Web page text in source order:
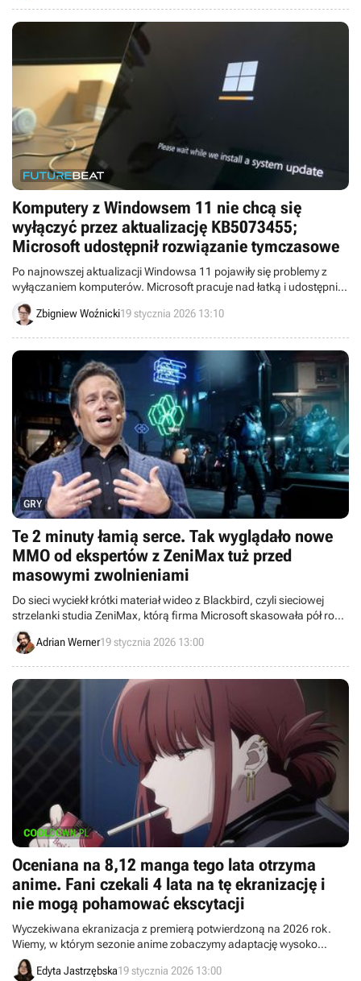
Komputery z Windowsem 11 nie chcą się
wyłączyć przez aktualizację KB5073455;
Microsoft udostępnił rozwiązanie tymczasowe
Po najnowszej aktualizacji Windowsa 11 pojawiły się problemy z
wyłączaniem komputerów. Microsoft pracuje nad łatką i udostępnił
tymczasowe rozwiązanie.
Zbigniew Woźnicki19 stycznia 2026 13:10
GRY
Te 2 minuty łamią serce. Tak wyglądało nowe
MMO od ekspertów z ZeniMax tuż przed
masowymi zwolnieniami
Do sieci wyciekł krótki materiał wideo z Blackbird, czyli sieciowej
strzelanki studia ZeniMax, którą firma Microsoft skasowała pół roku
temu.
Adrian Werner19 stycznia 2026 13:00
Oceniana na 8,12 manga tego lata otrzyma
anime. Fani czekali 4 lata na tę ekranizację i
nie mogą pohamować ekscytacji
Wyczekiwana ekranizacja z premierą potwierdzoną na 2026 rok.
Wiemy, w którym sezonie anime zobaczymy adaptację wysoko
ocenianej mangi.
Edyta Jastrzębska19 stycznia 2026 13:00